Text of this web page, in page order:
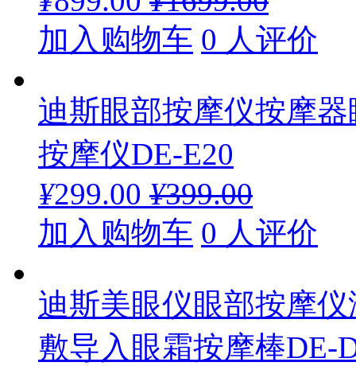
加入购物车 0 人评价
迪斯眼部按摩仪按摩
按摩仪DE-E20
¥299.00 ¥399.00
加入购物车 0 人评价
迪斯美眼仪眼部按摩
敷导入眼霜按摩棒DE-